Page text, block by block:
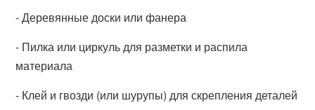
- Деревянные доски или фанера
- Пилка или циркуль для разметки и распила
материала
- Клей и гвозди (или шурупы) для скрепления деталей